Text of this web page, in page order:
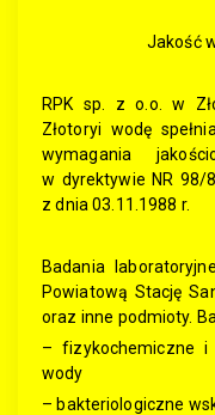
Jakość
RPK sp. z o.o. w
Złotoryi wodę
wymagania
w dyrektywie NR 98/
z dnia 03.11.1988 r.
Badania
Powiatową Stację
oraz inne podmioty.
– fizykochemiczne i
wody
– bakteriologiczne